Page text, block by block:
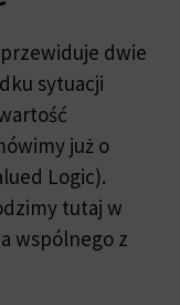
dwie
sytuacji
już o
Logic).
tutaj w
wspólnego z